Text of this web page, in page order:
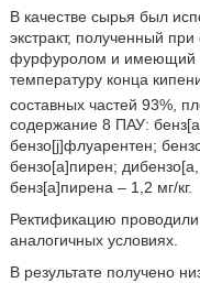
В качестве сырья был
экстракт, полученный при
фурфуролом и имеющий
температуру конца
составных частей 93%,
содержание 8 ПАУ:
бензо[j]флуарентен;
бензо[а]пирен;
бенз[а]пирена – 1,2 мг/кг.
Ректификацию
аналогичных условиях.
В результате получено